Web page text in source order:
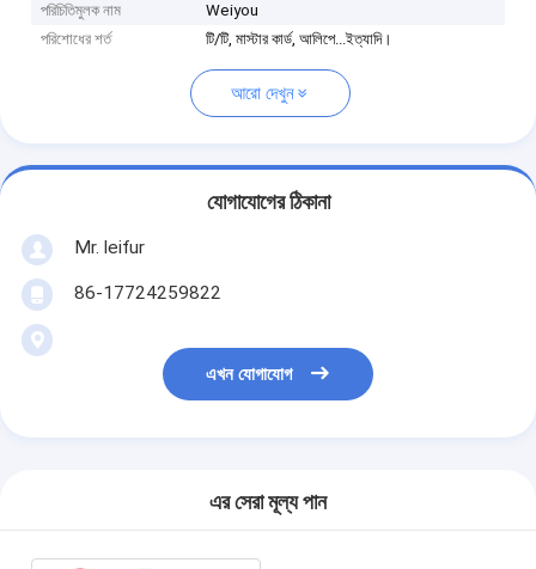
পরিচিতিমুলক নাম
Weiyou
পরিশোধের শর্ত
টি/টি, মাস্টার কার্ড, আলিপে...ইত্যাদি।
আরো দেখুন
যোগাযোগের ঠিকানা
Mr. leifur
86-17724259822
এখন যোগাযোগ
এর সেরা মূল্য পান